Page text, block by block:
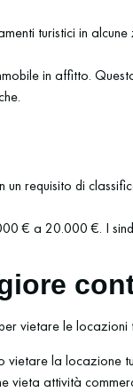
turistici in
in affitto.
requisito di
€ a 20.000 €. I
vietare le locazioni
vietare la locazione
vieta attività